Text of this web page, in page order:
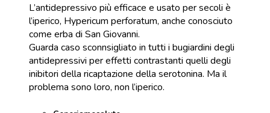
L’antidepressivo più efficace e usato per secoli è
l’iperico, Hypericum perforatum, anche conosciuto
come erba di San Giovanni.
Guarda caso sconnsigliato in tutti i bugiardini degli
antidepressivi per effetti contrastanti quelli degli
inibitori della ricaptazione della serotonina. Ma il
problema sono loro, non l’iperico.